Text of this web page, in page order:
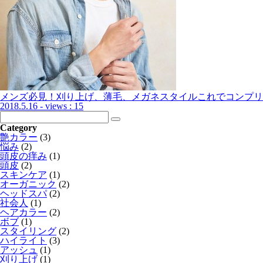
メンズ必見！刈り上げ、薄毛、メガネスタイルこれでコンプ
2018.5.16 - views : 15
Category
艶カラー (3)
悩み (2)
頭皮の痒み (1)
頭皮 (2)
スキンケア (1)
オーガニック (2)
ヘッドスパ(2)
社会人 (1)
ヘアカラー (2)
ボブ (1)
スタイリング (2)
ハイライト (3)
アッシュ (1)
刈り上げ (1)